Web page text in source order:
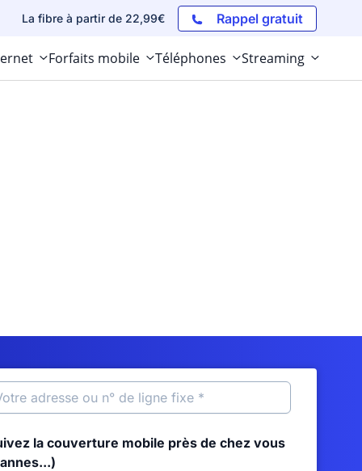
La fibre à partir de 22,99€ Rappel gratuit
Forfaits mobile Téléphones Streaming
la couverture mobile près de chez vous